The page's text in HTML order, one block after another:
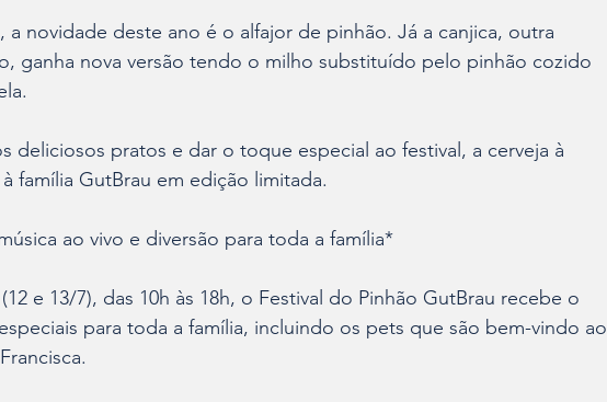
novidade deste ano é o alfajor de pinhão. Já a canjica, outra
ganha nova versão tendo o milho substituído pelo pinhão cozido
deliciosos pratos e dar o toque especial ao festival, a cerveja à
família GutBrau em edição limitada.
ao vivo e diversão para toda a família*
e 13/7), das 10h às 18h, o Festival do Pinhão GutBrau recebe o
para toda a família, incluindo os pets que são bem-vindo ao